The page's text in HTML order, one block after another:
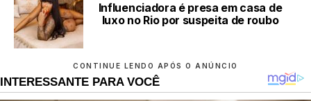
Influenciadora é presa em casa de
luxo no Rio por suspeita de roubo
CONTINUE LENDO APÓS O ANÚNCIO
INTERESSANTE PARA VOCÊ